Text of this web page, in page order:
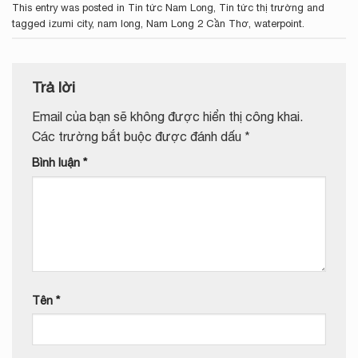
This entry was posted in Tin tức Nam Long Tin tức thị trường and
tagged izumi city, nam long Nam Long 2 Cần Thơ waterpoint
Trả lời
Email của bạn sẽ không được hiển thị công khai.
Các trường bắt buộc được đánh dấu *
Bình luận *
Tên *